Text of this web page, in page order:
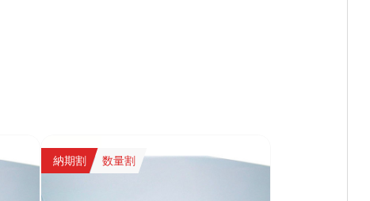
◎高密度材料
密度：約3.1 g/cm³
納期割 数量割